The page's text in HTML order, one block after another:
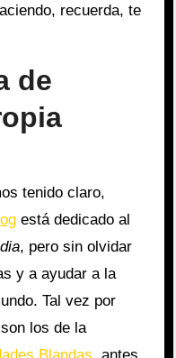
recuerda, te
de
tenido claro,
está dedicado al
, pero sin olvidar
y a ayudar a la
Tal vez por
los de la